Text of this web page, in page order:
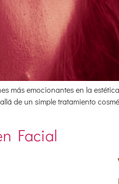
más emocionantes en la
de un simple tratamiento
Facial